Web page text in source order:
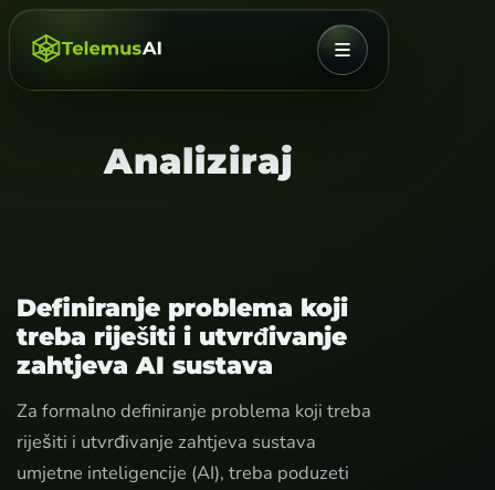
IZBORNIK
Analiziraj
Definiranje problema koji
treba riješiti i utvrđivanje
zahtjeva AI sustava
Za formalno definiranje problema koji treba
riješiti i utvrđivanje zahtjeva sustava
umjetne inteligencije (AI), treba poduzeti